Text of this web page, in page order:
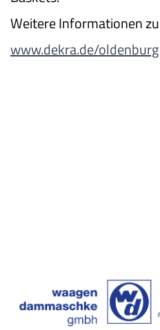
Weitere Informationen
www.dekra.de/oldenburg